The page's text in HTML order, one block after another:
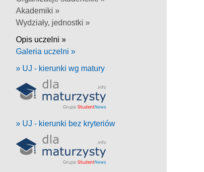
Akademiki »
Wydziały, jednostki »
Opis uczelni »
Galeria uczelni »
» UJ - kierunki wg matury
» UJ - kierunki bez kryteriów